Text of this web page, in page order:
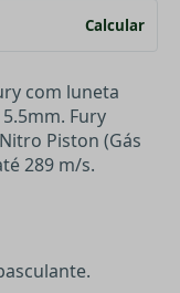
Calcular
com luneta
Fury
Piston (Gás
289 m/s.